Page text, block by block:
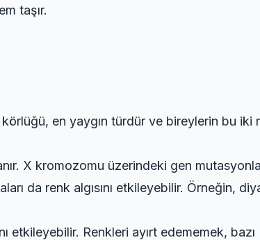
taşır.
körlüğü, en yaygın türdür ve bireylerin bu iki
X kromozomu üzerindeki gen
da renk algısını etkileyebilir. Örneğin,
etkileyebilir. Renkleri ayırt edememek, bazı